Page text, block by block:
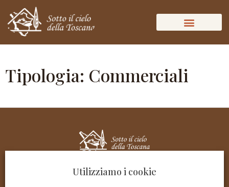
Tipologia: Commerciali
Utilizziamo i cookie